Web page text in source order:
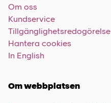
Om oss
Kundservice
Tillgänglighetsredogörelse
Hantera cookies
In English
Om webbplatsen